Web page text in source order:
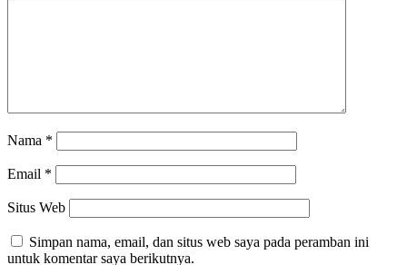
Nama *
Email *
Situs Web
Simpan nama, email, dan situs web saya pada peramban ini
untuk komentar saya berikutnya.